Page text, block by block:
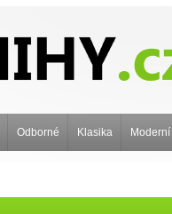
Odborné Klasika